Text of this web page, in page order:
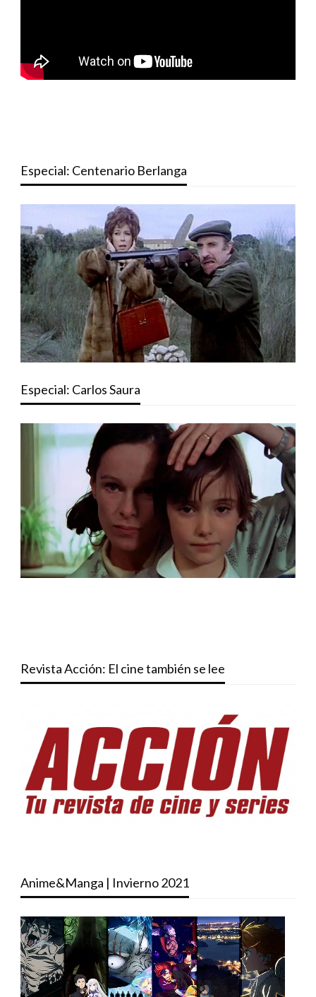
Especial: Centenario Berlanga
Especial: Carlos Saura
Revista Acción: El cine también se lee
Anime&Manga | Invierno 2021